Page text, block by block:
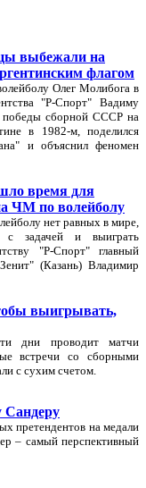
выбежали на
флагом
Олег Молибога в
"Р-Спорт" Вадиму
победы сборной СССР на
в 1982-м, поделился
и объяснил феномен
время для
ЧМ по волейболу
нет равных в мире,
с задачей и выиграть
"Р-Спорт" главный
(Казань) Владимир
выигрывать,
дни проводит матчи
встречи со сборными
с сухим счетом.
Сандеру
претендентов на медали
– самый перспективный